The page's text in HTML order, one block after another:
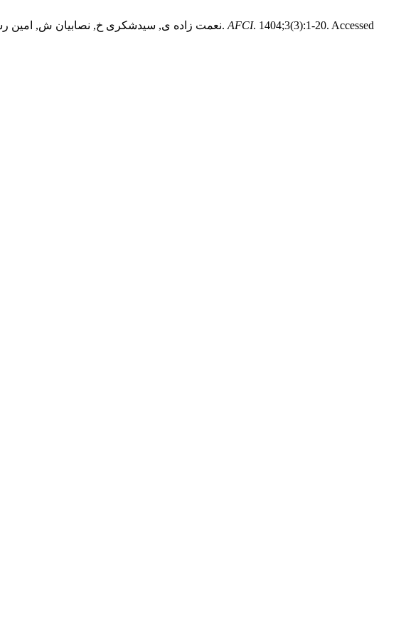
نعمت زاده ی, سیدشکری خ, نصابیان ش, امین رشتی ن. اثرات آستانه‌ای کیفیت نهادی، انرژی‌های تجدیدپذیر و توسعه مالی بر پتانسیل گرمایش جهانی برای کشورهای نفتی. AFCI. 1404;3(3):1-20. Accessed